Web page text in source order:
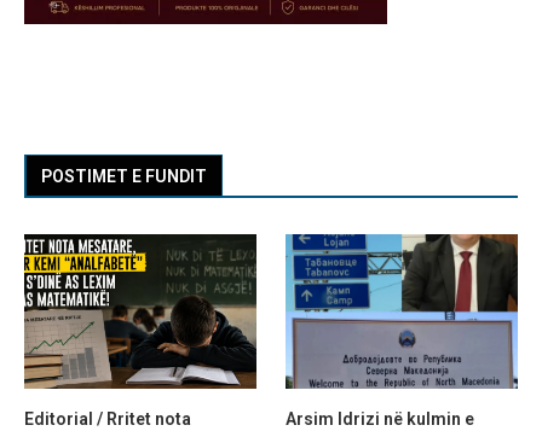
POSTIMET E FUNDIT
Editorial / Rritet nota
Arsim Idrizi në kulmin e